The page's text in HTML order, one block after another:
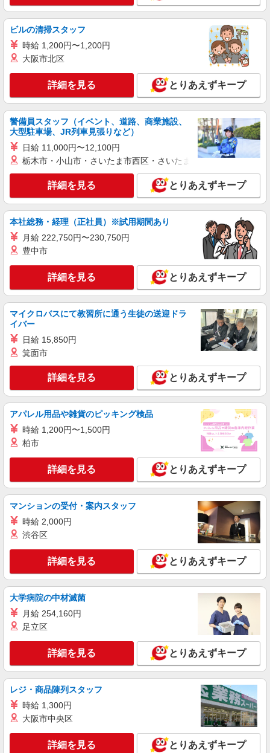
【softbank】人気機種に詳しくなれる携帯販
売
時給1500円〜1600円（経験・能力による） ※
残業代支給 ★交通費別途支給（規定あり） ゜
+゜・。○。・゜+゜・。○。・゜+゜ 入社祝い金10
ィブ支給(規定有) ★月2回払い・週払い可能（規程
有）★ ゜・。○。・゜+゜・。○。・゜+゜
愛知県名古屋市守山区のsoftbankショップ
キープ 詳細を見る
紹介予定派遣
株式会社シエロ
人気機種に詳しくなれる携帯販売【au】
月給273200円〜 ※残業手当別途支給 ※研修期
あり） ゜+゜・。○。・゜+゜・。○。・゜+゜ 入
社祝い金10万円支給(規定有) お友達を紹介頂くと,
インセンティブ支給(規定有) ゜・。○。・゜
+゜・。○。・゜+゜
愛知県名古屋市守山区の家電量販店
キープ 詳細を見る
派遣社員
株式会社シエロ
【softbank】人気機種に詳しくなれる携帯販
売
時給1400円〜 ※残業代支給 ★交通費別途支給
（規定あり） ゜+゜・。○。・゜+゜・。○。・゜
+゜ 入社祝い金10万円支給(規定有) お友達を紹介
頂くと, インセンティブ支給(規定有) ★月2回払
い・週払い可能（規程有）★ ゜・。○。・゜
愛知県名古屋市守山区のsoftbankショップ
キープ 詳細を見る
紹介予定派遣
株式会社シエロ
【softbank】人気機種に詳しくなれる携帯販
売
時給1500円〜1600円（経験・能力による） ※
残業代支給 ★交通費別途支給（規定あり） ゜
+゜・。○。・゜+゜・。○。・゜+゜ 入社祝い金10
万円支給(規定有) お友達を紹介頂くと, インセンテ
ィブ支給(規定有) ★月2回払い・週払い可能（規程
有）★ ゜・。○。・゜+゜・。○。・゜+゜
愛知県名古屋市守山区のsoftbankショップ
キープ 詳細を見る
紹介予定派遣
株式会社シエロ
【softbank】人気機種に詳しくなれる携帯販
月給220000円〜 ※残業代支給 ★交通費別途支
給（規定あり） ゜+゜・。○。・゜+゜・。
○。・゜+゜ 入社祝い金10万円支給(規定有) お友達
を紹介頂くと, インセンティブ支給(規定有) ゜・。
○。・゜+゜・。○。・゜+゜
愛知県名古屋市守山区のsoftbankショップ
キープ 詳細を見る
株式会社シエロ
【docomo】の携帯販売スタッフ
時給1550円〜 ※残業代支給 ★交通費別途支給
（規定あり） ゜+゜・。○。・゜+゜・。○。・゜
+゜ 入社祝い金10万円支給(規定有) お友達を紹介
頂くと, インセンティブ支給(規定有) ★月2回払
い・週払い可能（規程有）★ ゜・。○。・゜
+゜・。○。・゜+゜
愛知県名古屋市守山区のdocomoショップ
キープ 詳細を見る
ビルの清掃スタッフ
時給 1,200円〜1,200円
大阪市北区
詳細を見る とりあえずキープ
警備員スタッフ（イベント、道路、商業施設、
大型駐車場、JR列車見張りなど）
日給 11,000円〜12,100円
栃木市・小山市・さいたま市西区・さいたま市岩槻区・久喜市・
詳細を見る とりあえずキープ
本社総務・経理（正社員）※試用期間あり
月給 222,750円〜230,750円
豊中市
詳細を見る とりあえずキープ
マイクロバスにて教習所に通う生徒の送迎ドラ
イバー
日給 15,850円
箕面市
詳細を見る とりあえずキープ
アパレル用品や雑貨のピッキング検品
時給 1,200円〜1,500円
柏市
詳細を見る とりあえずキープ
マンションの受付・案内スタッフ
時給 2,000円
渋谷区
詳細を見る とりあえずキープ
大学病院の中材滅菌
月給 254,160円
足立区
詳細を見る とりあえずキープ
レジ・商品陳列スタッフ
時給 1,300円
大阪市中央区
詳細を見る とりあえずキープ